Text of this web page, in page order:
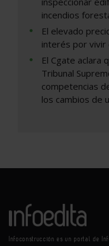
incendios
El elevado
interés por vivir
El Cgate aclara
Tribunal
competencias
los cambios de
Infoconstrucción es un portal de